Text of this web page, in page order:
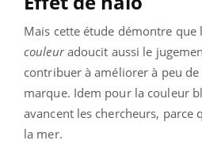
Mais cette étude démontre que
couleuradoucit aussi le
contribuer à améliorer à peu de
marque. Idem pour la couleur
avancent les chercheurs, parce
la mer.